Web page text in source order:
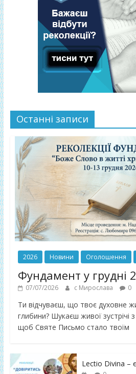
Останні записи
2026 Новини Оголошення
Фундамент у грудні
07/07/2026 с Мирослава 0
Ти відчуваєш, що твоє духовне
глибини? Шукаєш живої зустрічі
щоб Святе Письмо стало твоїм
Lectio Divina –